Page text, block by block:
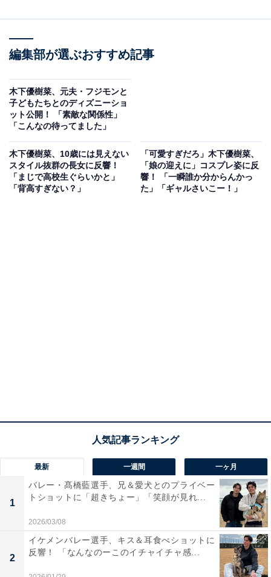
編集部が選ぶおすすめ記事
木下優樹菜、元夫・フジモンと
子どもたちとのディズニーショ
ット公開！ 「素敵な関係性」
「こんなの待ってました」
木下優樹菜、10歳には見えない
スタイル抜群の長女に反響！
「まじで高校生ぐらいかと」
「背高すぎない？」
「可愛すぎだろ」木下優樹菜、
「娘の迎えに」コスプレ姿に反
響！ 「一瞬誰か分からんかっ
た」「ギャルさいこー！」
最新 一週間 一ヶ月
1
バレー・髙橋藍選手、兄＆愛犬とのプライベー
トショットに「超きちょー」「笑顔が見れ...
2026/03/08
2
イケメンバレー選手、キス＆耳食べショットに
反響！ 「なんなのーこのイチャイチャ感...